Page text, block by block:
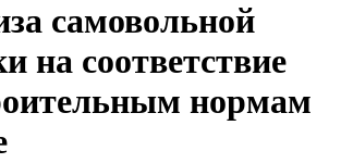
самовольной
на соответствие
нормам